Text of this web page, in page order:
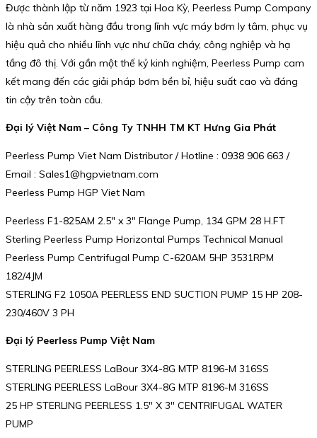
Được thành lập từ năm 1923 tại Hoa Kỳ, Peerless Pump Company
là nhà sản xuất hàng đầu trong lĩnh vực máy bơm ly tâm, phục vụ
hiệu quả cho nhiều lĩnh vực như chữa cháy, công nghiệp và hạ
tầng đô thị. Với gần một thế kỷ kinh nghiệm, Peerless Pump cam
kết mang đến các giải pháp bơm bền bỉ, hiệu suất cao và đáng
tin cậy trên toàn cầu.
Đại lý Việt Nam – Công Ty TNHH TM KT Hưng Gia Phát
Peerless Pump Viet Nam Distributor / Hotline : 0938 906 663 /
Email : Sales1@hgpvietnam.com
Peerless Pump HGP Viet Nam
Peerless F1-825AM 2.5″ x 3″ Flange Pump, 134 GPM 28 H.FT
Sterling Peerless Pump Horizontal Pumps Technical Manual
Peerless Pump Centrifugal Pump C-620AM 5HP 3531RPM
182/4JM
STERLING F2 1050A PEERLESS END SUCTION PUMP 15 HP 208-
230/460V 3 PH
Đại lý Peerless Pump Việt Nam
STERLING PEERLESS LaBour 3X4-8G MTP 8196-M 316SS
STERLING PEERLESS LaBour 3X4-8G MTP 8196-M 316SS
25 HP STERLING PEERLESS 1.5″ X 3″ CENTRIFUGAL WATER
PUMP